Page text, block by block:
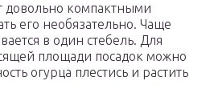
довольно компактными
его необязательно. Чаще
в один стебель. Для
площади посадок можно
огурца плестись и растить